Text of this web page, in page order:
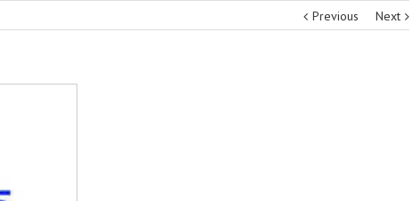
Previous Next